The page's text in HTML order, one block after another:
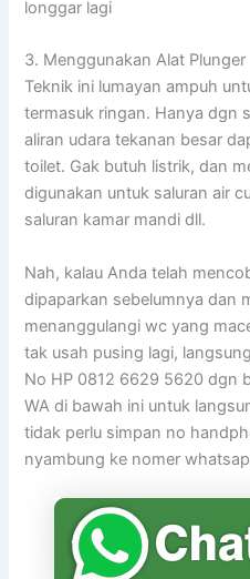
longgar lagi
3. Menggunakan Alat Plunger
Teknik ini lumayan ampuh
termasuk ringan. Hanya dgn
aliran udara tekanan besar
toilet. Gak butuh listrik, dan
digunakan untuk saluran air
saluran kamar mandi dll.
Nah, kalau Anda telah
dipaparkan sebelumnya dan
menanggulangi wc yang
tak usah pusing lagi,
No HP 0812 6629 5620 dgn
WA di bawah ini untuk
tidak perlu simpan no
nyambung ke nomer